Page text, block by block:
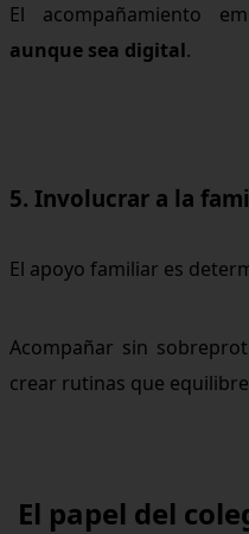
El acompañamiento
aunque sea digital.
5. Involucrar a la
El apoyo familiar es
Acompañar sin
crear rutinas que
El papel del